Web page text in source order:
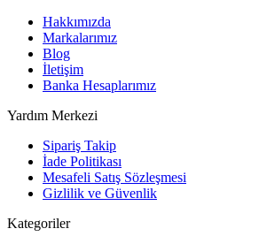
Hakkımızda
Markalarımız
Blog
İletişim
Banka Hesaplarımız
Yardım Merkezi
Sipariş Takip
İade Politikası
Mesafeli Satış Sözleşmesi
Gizlilik ve Güvenlik
Kategoriler